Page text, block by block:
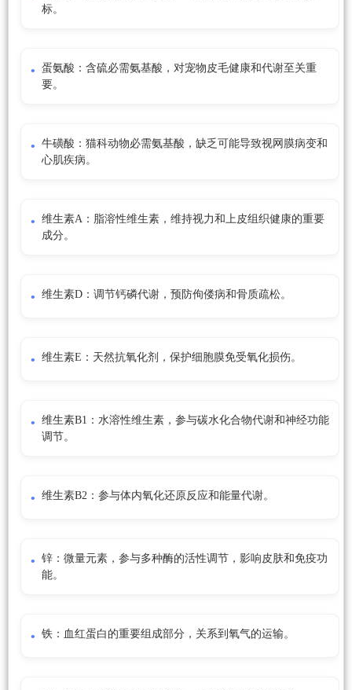
标。
蛋氨酸：含硫必需氨基酸，对宠物皮毛健康和代谢至关重
要。
牛磺酸：猫科动物必需氨基酸，缺乏可能导致视网膜病变和
心肌疾病。
维生素A：脂溶性维生素，维持视力和上皮组织健康的重要
成分。
维生素D：调节钙磷代谢，预防佝偻病和骨质疏松。
维生素E：天然抗氧化剂，保护细胞膜免受氧化损伤。
维生素B1：水溶性维生素，参与碳水化合物代谢和神经功能
调节。
维生素B2：参与体内氧化还原反应和能量代谢。
锌：微量元素，参与多种酶的活性调节，影响皮肤和免疫功
能。
铁：血红蛋白的重要组成部分，关系到氧气的运输。